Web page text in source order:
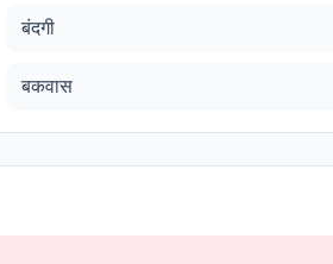
बंदगी
बकवास